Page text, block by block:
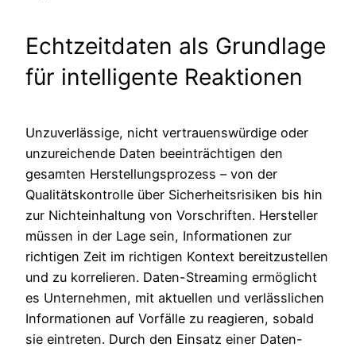
Echtzeitdaten als Grundlage
für intelligente Reaktionen
Unzuverlässige, nicht vertrauenswürdige oder
unzureichende Daten beeinträchtigen den
gesamten Herstellungsprozess – von der
Qualitätskontrolle über Sicherheitsrisiken bis hin
zur Nichteinhaltung von Vorschriften. Hersteller
müssen in der Lage sein, Informationen zur
richtigen Zeit im richtigen Kontext bereitzustellen
und zu korrelieren. Daten-Streaming ermöglicht
es Unternehmen, mit aktuellen und verlässlichen
Informationen auf Vorfälle zu reagieren, sobald
sie eintreten. Durch den Einsatz einer Daten-